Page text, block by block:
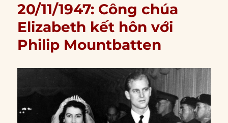
20/11/1947: Công chúa
Elizabeth kết hôn với
Philip Mountbatten